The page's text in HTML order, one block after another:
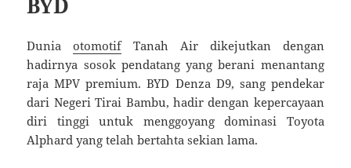
DuniaotomotifTanah Air dikejutkan dengan
hadirnya sosok pendatang yang berani menantang
raja MPV premium. BYD Denza D9, sang pendekar
dari Negeri Tirai Bambu, hadir dengan kepercayaan
diri tinggi untuk menggoyang dominasi Toyota
Alphard yang telah bertahta sekian lama.